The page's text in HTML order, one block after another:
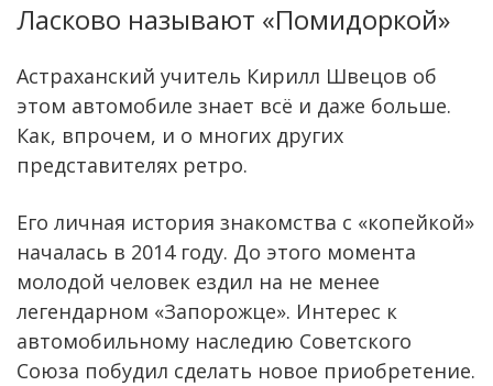
Ласково называют «Помидоркой»
Астраханский учитель Кирилл Швецов об
этом автомобиле знает всё и даже больше.
Как, впрочем, и о многих других
представителях ретро.
Его личная история знакомства с «копейкой»
началась в 2014 году. До этого момента
молодой человек ездил на не менее
легендарном «Запорожце». Интерес к
автомобильному наследию Советского
Союза побудил сделать новое приобретение.